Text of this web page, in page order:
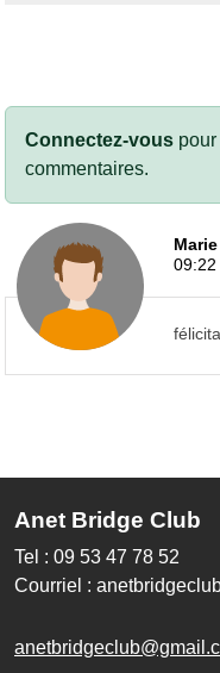
Connectez-vous
commentaires.
09:22
Anet Bridge Club
Tel : 09 53 47 78 52
Courriel :